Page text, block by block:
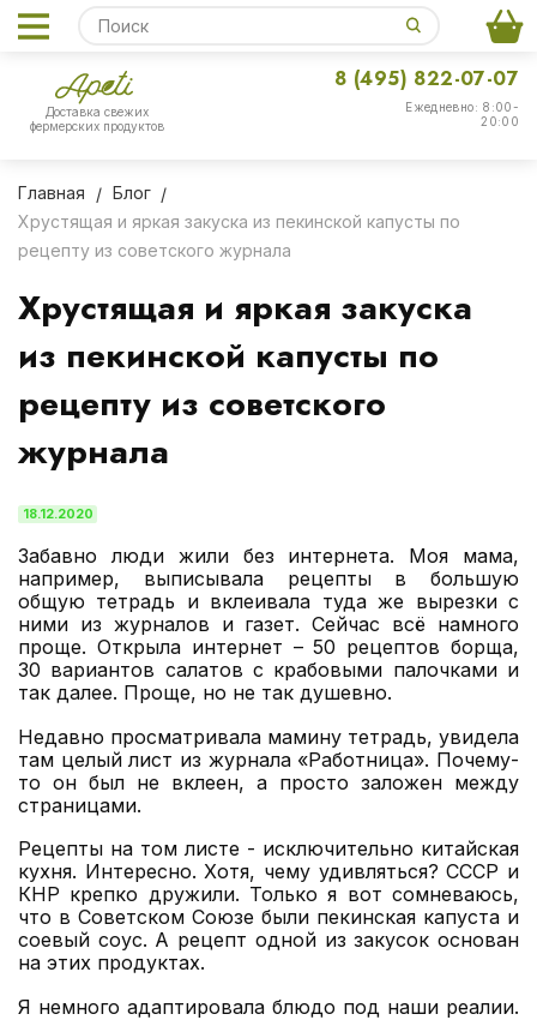
Доставка свежих
фермерских продуктов
Ежедневно: 8:00-
20:00
8 (495) 822-07-07
Главная
Блог
Хрустящая и яркая закуска из пекинской капусты по
рецепту из советского журнала
Хрустящая и яркая закуска
из пекинской капусты по
рецепту из советского
журнала
18.12.2020
Забавно люди жили без интернета. Моя мама,
например, выписывала рецепты в большую
общую тетрадь и вклеивала туда же вырезки с
ними из журналов и газет. Сейчас всё намного
проще. Открыла интернет – 50 рецептов борща,
30 вариантов салатов с крабовыми палочками и
так далее. Проще, но не так душевно.
Недавно просматривала мамину тетрадь, увидела
там целый лист из журнала «Работница». Почему-
то он был не вклеен, а просто заложен между
страницами.
Рецепты на том листе - исключительно китайская
кухня. Интересно. Хотя, чему удивляться? СССР и
КНР крепко дружили. Только я вот сомневаюсь,
что в Советском Союзе были пекинская капуста и
соевый соус. А рецепт одной из закусок основан
на этих продуктах.
Я немного адаптировала блюдо под наши реалии.